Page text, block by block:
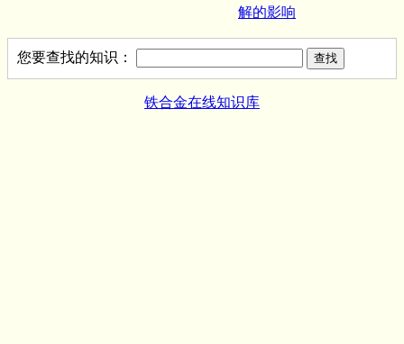
解的影响
您要查找的知识：
铁合金在线知识库